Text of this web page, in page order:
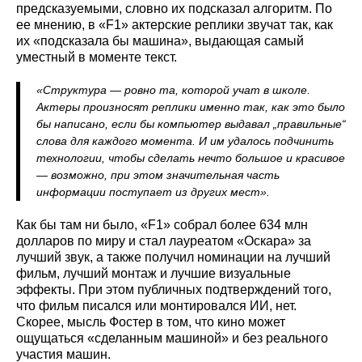
предсказуемыми, словно их подсказал алгоритм. По
ее мнению, в «F1» актерские реплики звучат так, как
их «подсказала бы машина», выдающая самый
уместный в моменте текст.
«Структура — ровно та, которой учат в школе.
Актеры произносят реплики именно так, как это было
бы написано, если бы компьютер выдавал „правильные“
слова для каждого момента. И им удалось подчинить
технологии, чтобы сделать нечто большое и красивое
— возможно, при этом значительная часть
информации поступает из других мест».
Как бы там ни было, «F1» собрал более 634 млн
долларов по миру и стал лауреатом «Оскара» за
лучший звук, а также получил номинации на лучший
фильм, лучший монтаж и лучшие визуальные
эффекты. При этом публичных подтверждений того,
что фильм писался или монтировался ИИ, нет.
Скорее, мысль Фостер в том, что кино может
ощущаться «сделанным машиной» и без реального
участия машин.